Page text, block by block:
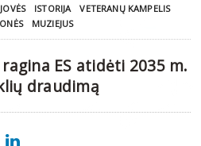
ISTORIJA
VETERANŲ KAMPELIS
MUZIEJUS
ES atidėti 2035 m.
draudimą